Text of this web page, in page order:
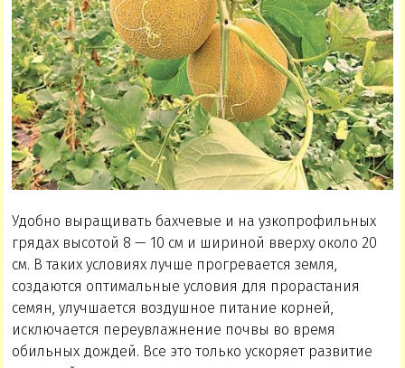
Удобно выращивать бахчевые и на узкопрофильных
грядах высотой 8 — 10 см и шириной вверху около 20
см. В таких условиях лучше прогревается земля,
создаются оптимальные условия для прорастания
семян, улучшается воздушное питание корней,
исключается переувлажнение почвы во время
обильных дождей. Все это только ускоряет развитие